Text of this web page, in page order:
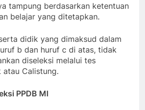
tampung berdasarkan ketentuan
belajar yang ditetapkan.
didik yang dimaksud dalam
b dan huruf c di atas, tidak
diseleksi melalui tes
atau Calistung.
PPDB MI